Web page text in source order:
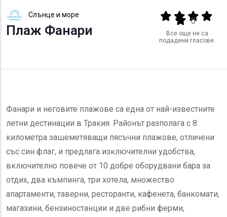
Слънце и море
Плаж Фанари
Output format
(star)(star)(star)
(star)
0
Все още не са
подадени гласове.
Фанари и неговите плажове са една от най-известните
летни дестинации в Тракия. Районът разполага с 8
километра зашеметяващи пясъчни плажове, отличени
със син флаг, и предлага изключителни удобства,
включително повече от 10 добре оборудвани бара за
отдих, два къмпинга, три хотела, множество
апартаменти, таверни, ресторанти, кафенета, банкомати,
магазини, бензиностанции и две рибни ферми,